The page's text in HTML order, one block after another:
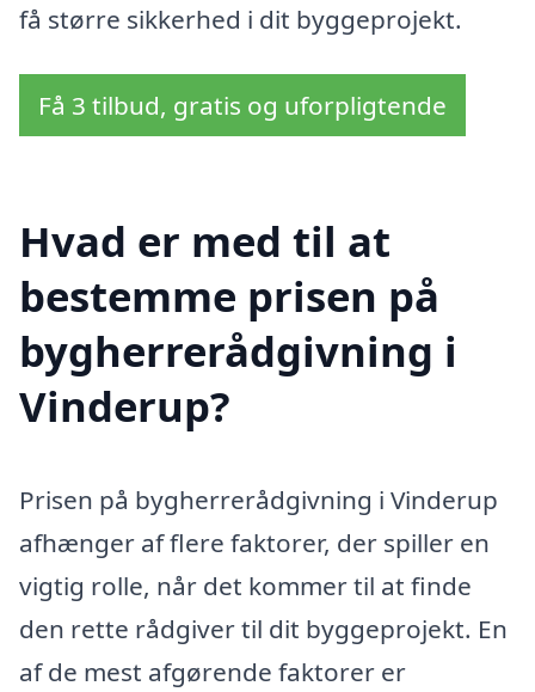
få større sikkerhed i dit byggeprojekt.
Få 3 tilbud, gratis og uforpligtende
Hvad er med til at
bestemme prisen på
bygherrerådgivning i
Vinderup?
Prisen på bygherrerådgivning i Vinderup
afhænger af flere faktorer, der spiller en
vigtig rolle, når det kommer til at finde
den rette rådgiver til dit byggeprojekt. En
af de mest afgørende faktorer er